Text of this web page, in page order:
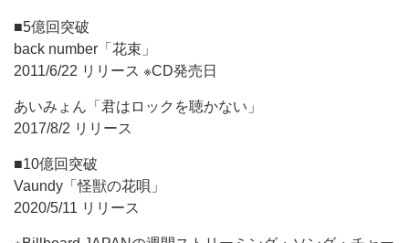
■5億回突破
back number「花束」
2011/6/22 リリース ※CD発売日
あいみょん「君はロックを聴かない」
2017/8/2 リリース
■10億回突破
Vaundy「怪獣の花唄」
2020/5/11 リリース